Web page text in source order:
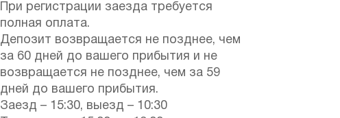
При регистрации заезда требуется
полная оплата.
Депозит возвращается не позднее, чем
за 60 дней до вашего прибытия и не
возвращается не позднее, чем за 59
дней до вашего прибытия.
Заезд – 15:30, выезд – 10:30